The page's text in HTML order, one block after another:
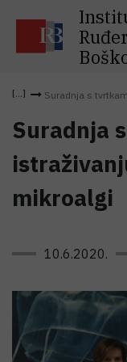
Ruđer
Suradnja s
Suradnja
mikroalgi
10.6.2020.